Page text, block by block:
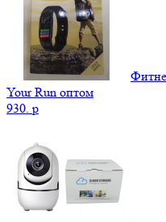
Your Run оптом
930. p